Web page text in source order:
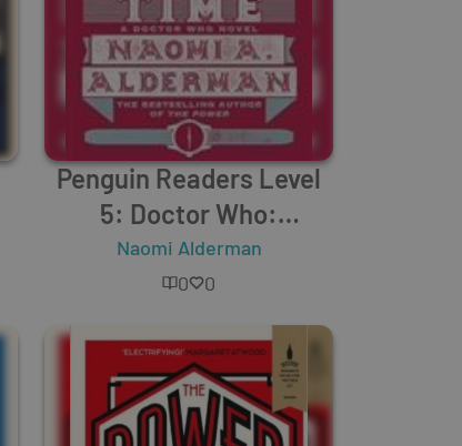
Penguin Readers Level
5: Doctor Who:
Borrowed Time (ELT
Graded Reader)
Naomi Alderman
0
0